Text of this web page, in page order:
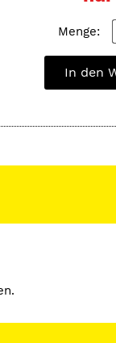
Menge:
In den